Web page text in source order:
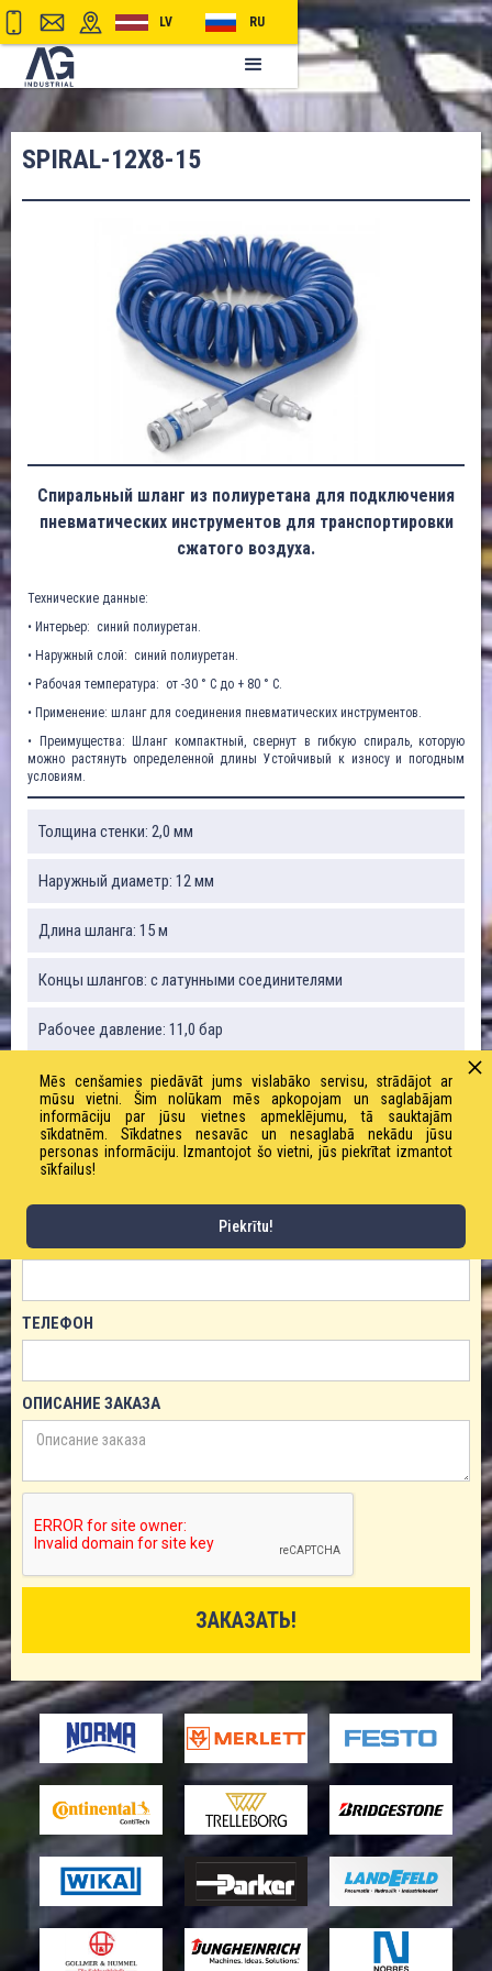
LV RU
SPIRAL-12X8-15
Спиральный шланг из полиуретана для подключения
пневматических инструментов для транспортировки
сжатого воздуха.
Технические данные:
• Интерьер: синий полиуретан.
• Наружный слой: синий полиуретан.
• Рабочая температура: от -30 ° C до + 80 ° C.
• Применение: шланг для соединения пневматических инструментов.
• Преимущества: Шланг компактный, свернут в гибкую спираль, которую
можно растянуть определенной длины Устойчивый к износу и погодным
условиям.
Толщина стенки: 2,0 мм
Наружный диаметр: 12 мм
Длина шланга: 15 м
Концы шлангов: с латунными соединителями
Рабочее давление: 11,0 бар
ЗАКАЗАТЬ ТОВАР!
ИМЯ
ЕМАЙЛ
ТЕЛЕФОН
ОПИСАНИЕ ЗАКАЗА
Mēs cenšamies piedāvāt jums vislabāko servisu, strādājot ar
mūsu vietni. Šim nolūkam mēs apkopojam un saglabājam
informāciju par jūsu vietnes apmeklējumu, tā sauktajām
sīkdatnēm. Sīkdatnes nesavāc un nesaglabā nekādu jūsu
personas informāciju. Izmantojot šo vietni, jūs piekrītat izmantot
sīkfailus!
Piekrītu!